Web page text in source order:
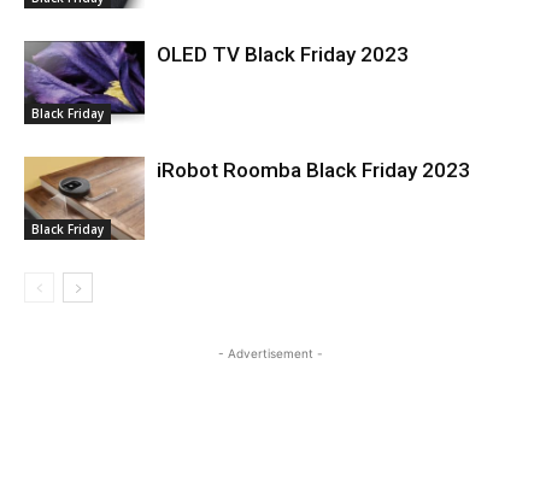
Black Friday
OLED TV Black Friday 2023
Black Friday
iRobot Roomba Black Friday 2023
- Advertisement -